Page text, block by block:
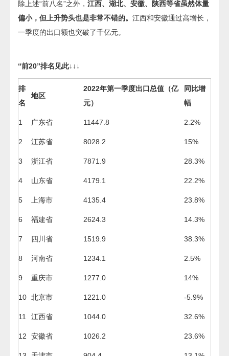
除上述“前八名”之外， 江西、湖北、安徽、陕西等省虽然体量
偏小，但上升势头也是非常不错的。 江西和安徽通过高增长，
一季度的出口额也突破了千亿元。
“前20”排名见此↓↓↓
排
名
地区
2022年第一季度出口总值（亿
元）
同比增
幅
1 广东省 11447.8 2.2%
2 江苏省 8028.2 15%
3 浙江省 7871.9 28.3%
4 山东省 4179.1 22.2%
5 上海市 4135.4 23.8%
6 福建省 2624.3 14.3%
7 四川省 1519.9 38.3%
8 河南省 1234.1 2.5%
9 重庆市 1277.0 14%
10 北京市 1221.0 -5.9%
11 江西省 1044.0 32.6%
12 安徽省 1026.2 23.6%